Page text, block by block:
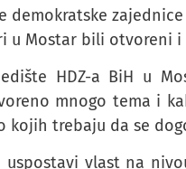
zajednice
u Mostar bili otvoreni
HDZ-a BiH u
mnogo tema i
kojih trebaju da se
vlast na